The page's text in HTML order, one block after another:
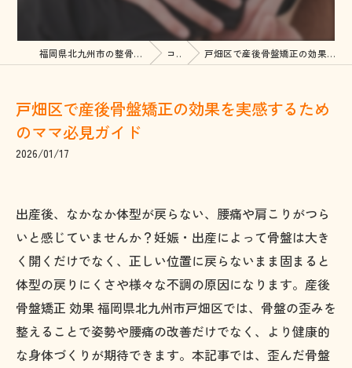
福岡県北九州市の整骨院ならアトラク戸畑整骨院 コラム 戸畑区で産後骨盤矯正の効果を実感するためのママ必見ガイド
戸畑区で産後骨盤矯正の効果を実感するため
のママ必見ガイド
2026/01/17
出産後、なかなか体型が戻らない、腰痛や肩こりがつら
いと感じていませんか？妊娠・出産によって骨盤は大き
く開くだけでなく、正しい位置に戻らないまま固まると
体型の戻りにくさや様々な不調の原因になります。産後
骨盤矯正 効果 福岡県北九州市戸畑区では、骨盤の歪みを
整えることで姿勢や腰痛の改善だけでなく、より健康的
な身体づくりが期待できます。本記事では、歪んだ骨盤